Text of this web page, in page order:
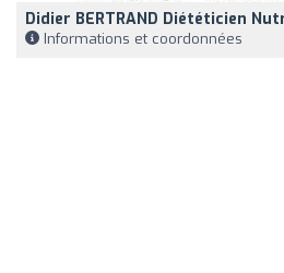
Didier BERTRAND Diététicien
Informations et coordonnées